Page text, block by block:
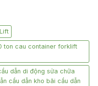
ton cau container forklift
dẫn di động sửa chữa
cầu dẫn kho bãi cầu dẫn